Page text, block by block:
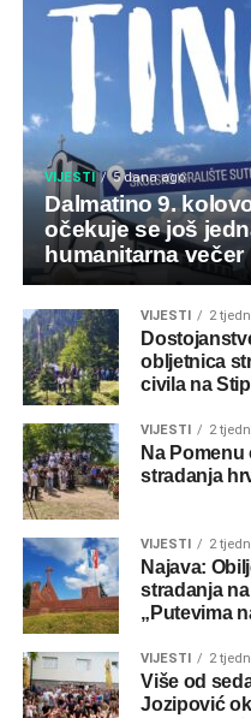
VIJESTI 5 dana ago
Dalmatino 9.
očekuje se još
humanitarna večer
VIJESTI 2
obljetnica
civila na
VIJESTI 2
Na
stradanja
VIJESTI 2
Najava:
stradanja
„Putevima
VIJESTI 2
Više od
Jozipović